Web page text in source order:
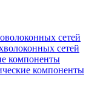
сетей
сетей
компоненты
компоненты